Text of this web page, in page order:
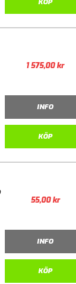
KÖP
1 575,00kr
INFO
KÖP
55,00kr
INFO
KÖP